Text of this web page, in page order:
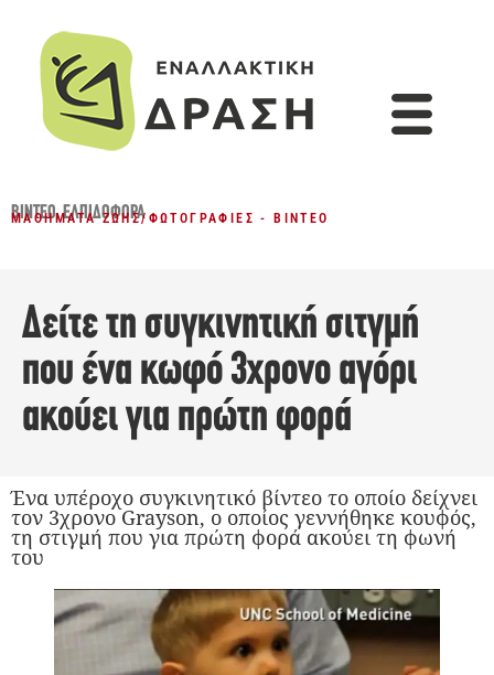
ΒΊΝΤΕΟ,ΕΛΠΙΔΟΦΌΡΑ
ΜΑΘΉΜΑΤΑ ΖΩΉΣ/ ΦΩΤΟΓΡΑΦΊΕΣ - ΒΊΝΤΕΟ
Δείτε τη συγκινητική σιτγμή
που ένα κωφό 3χρονο αγόρι
ακούει για πρώτη φορά
Ένα υπέροχο συγκινητικό βίντεο το οποίο δείχνει
τον 3χρονο Grayson, ο οποίος γεννήθηκε κουφός,
τη στιγμή που για πρώτη φορά ακούει τη φωνή
του